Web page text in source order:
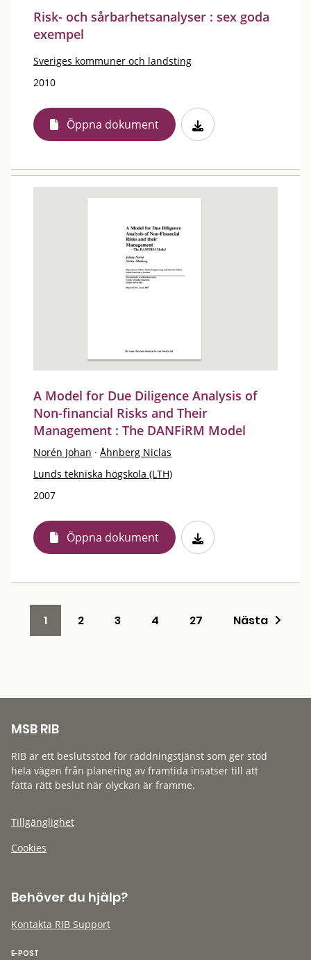
Risk- och sårbarhetsanalyser : sex goda
exempel
Sveriges kommuner och landsting
2010
Öppna dokument
A Model for Due Diligence Analysis of
Non-financial Risks and Their
Management : The DANFiRM Model
Norén Johan · Åhnberg Niclas
Lunds tekniska högskola (LTH)
2007
Öppna dokument
1 2 3 4 27 Nästa
MSB RIB
RIB är ett beslutsstöd för räddningstjänst som ger stöd
hela vägen från planering av framtida insatser till att
fatta rätt beslut när olyckan är framme.
Tillgänglighet
Cookies
Behöver du hjälp?
Kontakta RIB Support
E-POST